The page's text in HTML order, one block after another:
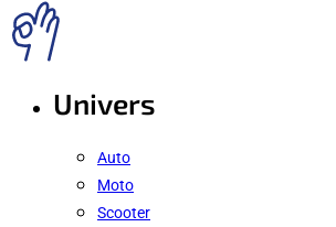
Univers
Auto
Moto
Scooter